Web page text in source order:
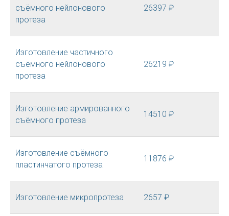
съёмного нейлонового
протеза
26397 ₽
Изготовление частичного
съёмного нейлонового
протеза
26219 ₽
Изготовление армированного
съёмного протеза
14510 ₽
Изготовление съёмного
пластинчатого протеза
11876 ₽
Изготовление микропротеза 2657 ₽